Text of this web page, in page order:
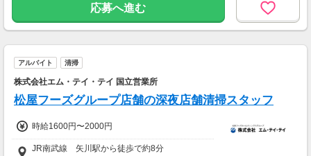
・道路規制手当（運転業務手当）+2000円
・道路規制手当（事前設置手当）+1000円
・交通誘導検定有資格手当：+500～800円
・検定資格配置現場手当：+1500～1800円
【給与支払】
急な出費に強い味方！
帯から申請すれば、翌日12時に口座に5000円
■その他諸手当あり
・当日依頼手当:1回につき200円
・処遇改善一時金あり
■勤務例１
1ヶ月2回勤務
約33,325円（介護福祉士）
応募へ進む
アルバイト 清掃
株式会社エム・テイ・テイ 国立営業所
松屋フーズグループ店舗の深夜店舗清掃スタッフ
時給1600円〜2000円
JR南武線 矢川駅から徒歩で約8分